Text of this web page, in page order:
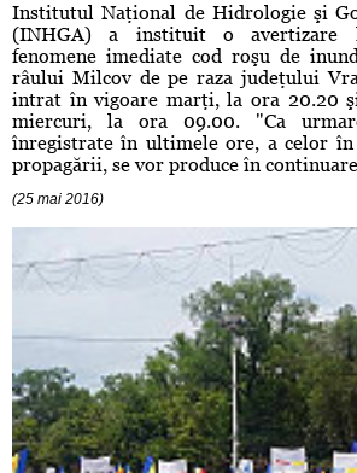
Institutul Naţional de Hidrologie şi
(INHGA) a instituit o avertizare
fenomene imediate cod roşu de
râului Milcov de pe raza judeţului
intrat în vigoare marţi, la ora 20.20
miercuri, la ora 09.00. "Ca
înregistrate în ultimele ore, a celor în
propagării, se vor produce în
(25 mai 2016)